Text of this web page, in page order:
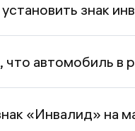
знак
что автомобиль в
«Инвалид» на